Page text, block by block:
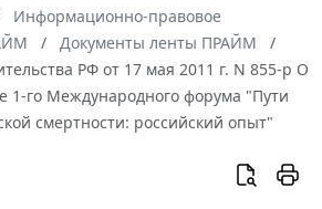
Информационно-правовое
Документы ленты ПРАЙМ
РФ от 17 мая 2011 г. N 855-р О
1-го Международного форума "Пути
смертности: российский опыт"